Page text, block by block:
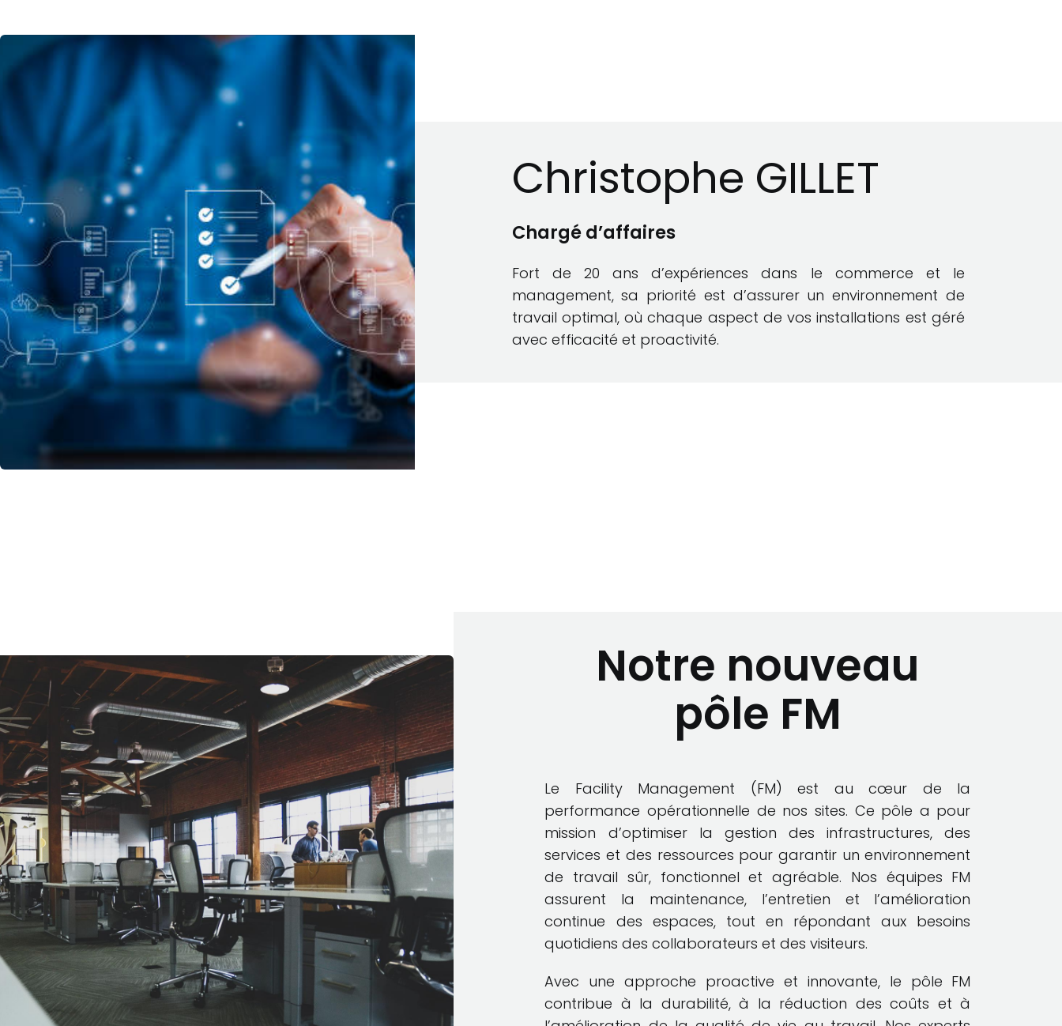
Christophe GILLET
Chargé d’affaires
Fort de 20 ans d’expériences dans le commerce et le
management, sa priorité est d’assurer un environnement de
travail optimal, où chaque aspect de vos installations est géré
avec efficacité et proactivité.
Notre nouveau
pôle FM
Le Facility Management (FM) est au cœur de la
performance opérationnelle de nos sites. Ce pôle a pour
mission d’optimiser la gestion des infrastructures, des
services et des ressources pour garantir un environnement
de travail sûr, fonctionnel et agréable. Nos équipes FM
assurent la maintenance, l’entretien et l’amélioration
continue des espaces, tout en répondant aux besoins
quotidiens des collaborateurs et des visiteurs.
Avec une approche proactive et innovante, le pôle FM
contribue à la durabilité, à la réduction des coûts et à